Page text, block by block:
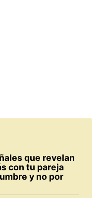
que revelan
con tu pareja
y no por